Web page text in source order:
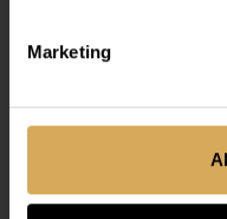
Marketing
Lensy Daily